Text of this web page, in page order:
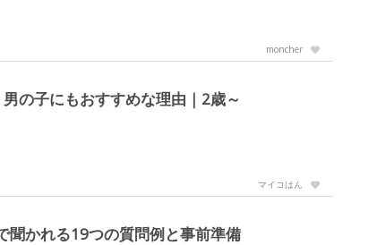
moncher
の子にもおすすめな理由｜2歳～
マイコはん
聞かれる19つの質問例と事前準備